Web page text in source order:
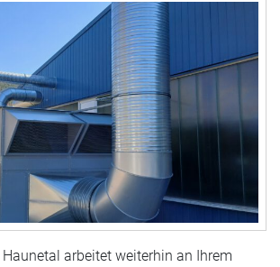
arbeitet weiterhin an Ihrem